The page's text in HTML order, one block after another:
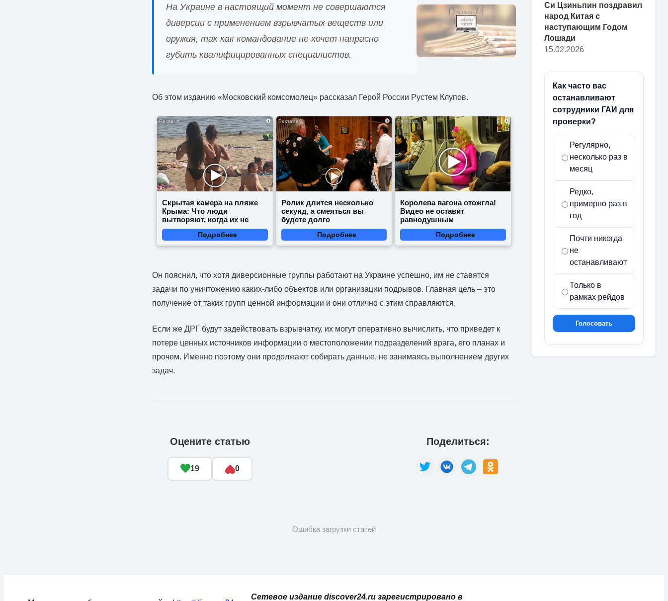
На Украине в настоящий момент не совершаются
диверсии с применением взрывчатых веществ или
оружия, так как командование не хочет напрасно
губить квалифицированных специалистов.
Об этом изданию «Московский комсомолец» рассказал Герой России Рустем Клупов.
i
Скрытая камера на пляже
Крыма: Что люди
вытворяют, когда их не
видят...
Подробнее
i
Ролик длится несколько
секунд, а смеяться вы
будете долго
Подробнее
i
Королева вагона отожгла!
Видео не оставит
равнодушным
Подробнее
Он пояснил, что хотя диверсионные группы работают на Украине успешно, им не ставятся
задачи по уничтожению каких-либо объектов или организации подрывов. Главная цель – это
получение от таких групп ценной информации и они отлично с этим справляются.
Если же ДРГ будут задействовать взрывчатку, их могут оперативно вычислить, что приведет к
потере ценных источников информации о местоположении подразделений врага, его планах и
прочем. Именно поэтому они продолжают собирать данные, не занимаясь выполнением других
задач.
Оцените статью
19 0
Поделиться:
Ошибка загрузки статей
Си Цзиньпин поздравил
народ Китая с
наступающим Годом
Лошади
15.02.2026
Как часто вас
останавливают
сотрудники ГАИ для
проверки?
Регулярно,
несколько раз в
месяц
Редко,
примерно раз в
год
Почти никогда
не
останавливают
Только в
рамках рейдов
Голосовать
Сетевое издание discover24.ru зарегистрировано в